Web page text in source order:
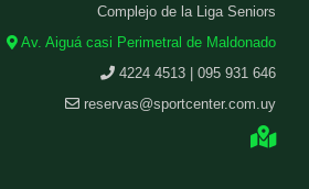
Complejo de la Liga Seniors
Av. Aiguá casi Perimetral de Maldonado
4224 4513 | 095 931 646
reservas@sportcenter.com.uy